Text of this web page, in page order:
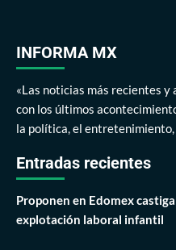
INFORMA MX
«Las noticias más recientes
con los últimos
la política, el
Entradas recientes
Proponen en Edomex
explotación laboral infantil